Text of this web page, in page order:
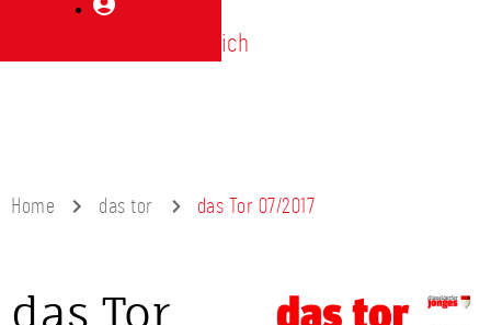
Mitgliederbereich
Home das tor das Tor 07/2017
das Tor